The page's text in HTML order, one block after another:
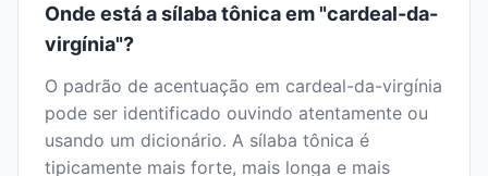
Onde está a sílaba tônica em "cardeal-da-
virgínia"?
O padrão de acentuação em cardeal-da-virgínia
pode ser identificado ouvindo atentamente ou
usando um dicionário. A sílaba tônica é
tipicamente mais forte, mais longa e mais